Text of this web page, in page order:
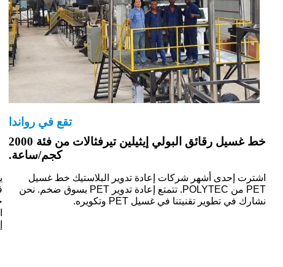
تقع في رواندا
خط غسيل رقائق البولي إيثيلين تيرفثالات من فئة 2000
كجم/ساعة.
اشترت إحدى أشهر شركات إعادة تدوير البلاستيك خط غسيل
PET من POLYTEC. تتمتع إعادة تدوير PET بسوق ضخم. نحن
نشارك في تطوير تقنيتنا في غسيل PET وتكويره.